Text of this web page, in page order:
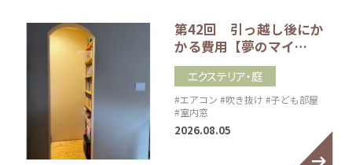
第42回 引っ越し後にか
かる費用【夢のマイ…
エクステリア・庭
#エアコン #吹き抜け #子ども部屋
#室内窓
2026.08.05